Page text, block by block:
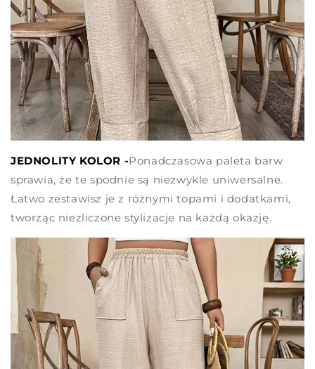
JEDNOLITY KOLOR -Ponadczasowa paleta barw
sprawia, że te spodnie są niezwykle uniwersalne.
Łatwo zestawisz je z różnymi topami i dodatkami,
tworząc niezliczone stylizacje na każdą okazję.